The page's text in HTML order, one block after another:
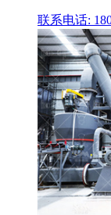
联系电话: